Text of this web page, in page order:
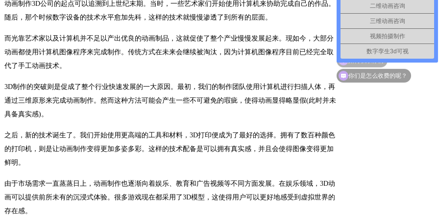
动画制作3D公司的起点可以追溯到上世纪末期。当时，一些艺术家们开始使用计算机来协助完成自己的作品。
随后，那个时候数字设备的技术水平愈加先科，这样的技术就慢慢渗透了到所有的层面。
而光靠艺术家以及计算机并不足以产出优良的动画制品，这就促使了整个产业慢慢发展起来。现如今，大部分
动画都使用计算机图像程序来完成制作。传统方式在未来会继续被淘汰，因为计算机图像程序目前已经完全取
代了手工动画技术。
3D制作的突破则是促成了整个行业快速发展的一大原因。最初，我们的制作团队使用计算机进行扫描人体，再
通过三维原形来完成动画制作。然而这种方法可能会产生一些不可避免的瑕疵，使得动画显得略显假(此时并未
具备真实感)。
之后，新的技术诞生了。我们开始使用更高端的工具和材料，3D打印便成为了最好的选择。拥有了数百种颜色
的打印机，则是让动画制作变得更加多姿多彩。这样的技术配备是可以拥有真实感，并且会使得图像变得更加
鲜明。
由于市场需求一直蒸蒸日上，动画制作也逐渐向着娱乐、教育和广告视频等不同方面发展。在娱乐领域，3D动
画可以提供前所未有的沉浸式体验。很多游戏现在都采用了3D模型，这使得用户可以更好地感受到虚拟世界的
存在感。
二维动画咨询
三维动画咨询
视频拍摄制作
数字孪生3d可视
你们是怎么收费的呢？
如何联系你们